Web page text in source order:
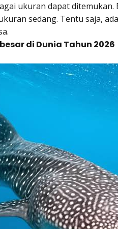
ukuran dapat ditemukan.
sedang. Tentu saja,
di Dunia Tahun 2026